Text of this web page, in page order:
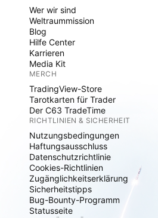
Wer wir sind
Weltraummission
Blog
Hilfe Center
Karrieren
Media Kit
MERCH
TradingView-Store
Tarotkarten für Trader
Der C63 TradeTime
RICHTLINIEN & SICHERHEIT
Nutzungsbedingungen
Haftungsausschluss
Datenschutzrichtlinie
Cookies-Richtlinien
Zugänglichkeitserklärung
Sicherheitstipps
Bug-Bounty-Programm
Statusseite